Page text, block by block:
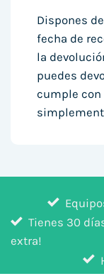
Dispones
fecha de
la
puedes
cumple
Tienes 30
extra!